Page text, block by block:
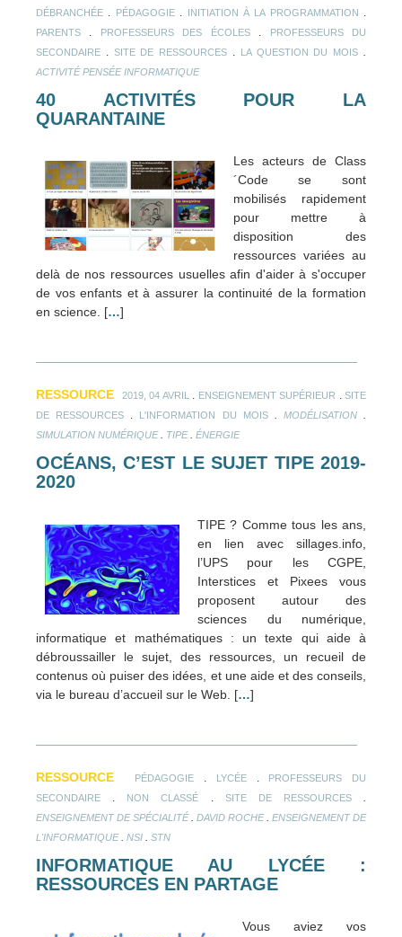
DÉBRANCHÉE
PÉDAGOGIE. INITIATION À LA PROGRAMMATION
PARENTS PROFESSEURS DES ÉCOLES.
PROFESSEURS DU
SECONDAIRE
SITE DE RESSOURCES LA QUESTION DU MOIS
ACTIVITÉ PENSÉE INFORMATIQUE
40 ACTIVITÉS POUR LA
QUARANTAINE
Les acteurs de Class
´Code se sont
mobilisés rapidement
pour mettre à
disposition des
ressources variées au
delà de nos ressources usuelles afin d'aider à s'occuper
de vos enfants et à assurer la continuité de la formation
en science. […]
RESSOURCE 2019, 04 AVRIL ENSEIGNEMENT SUPÉRIEUR .SITE
DE RESSOURCES
L'INFORMATION DU MOIS. MODÉLISATION.
SIMULATION NUMÉRIQUE. TIPE. ÉNERGIE
OCÉANS, C’EST LE SUJET TIPE 2019-
2020
TIPE ? Comme tous les ans,
en lien avec sillages.info,
l’UPS pour les CGPE,
Interstices et Pixees vous
proposent autour des
sciences du numérique,
informatique et mathématiques : un texte qui aide à
débroussailler le sujet, des ressources, un recueil de
contenus où puiser des idées, et une aide et des conseils,
via le bureau d’accueil sur le Web. […]
RESSOURCE PÉDAGOGIE LYCÉE. PROFESSEURS DU
SECONDAIRE
NON CLASSÉ SITE DE RESSOURCES.
ENSEIGNEMENT DE SPÉCIALITÉ. DAVID ROCHE. ENSEIGNEMENT DE
L'INFORMATIQUE. NSI STN
INFORMATIQUE AU LYCÉE :
RESSOURCES EN PARTAGE
Vous aviez vos